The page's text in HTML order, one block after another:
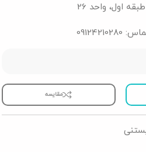
اول، واحد 26
مقايسه